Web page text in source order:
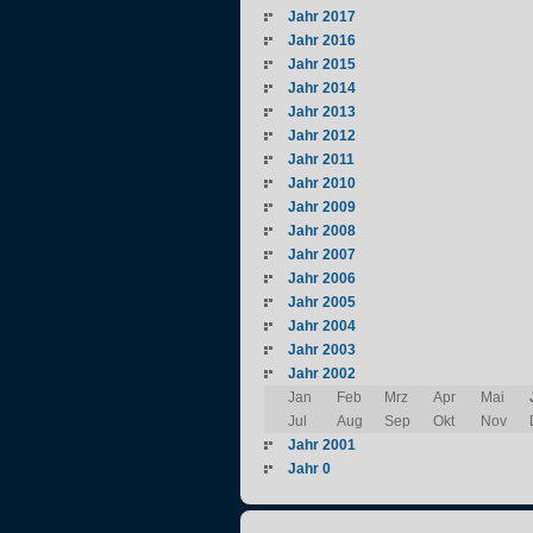
Jahr 2017
Jahr 2016
Jahr 2015
Jahr 2014
Jahr 2013
Jahr 2012
Jahr 2011
Jahr 2010
Jahr 2009
Jahr 2008
Jahr 2007
Jahr 2006
Jahr 2005
Jahr 2004
Jahr 2003
Jahr 2002
Jan
Feb Mrz Apr Mai
Jul
Aug Sep Okt Nov
Jahr 2001
Jahr 0